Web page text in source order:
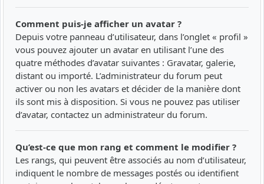
Comment puis-je afficher un avatar ?
Depuis votre panneau d’utilisateur, dans l’onglet « profil »
vous pouvez ajouter un avatar en utilisant l’une des
quatre méthodes d’avatar suivantes : Gravatar, galerie,
distant ou importé. L’administrateur du forum peut
activer ou non les avatars et décider de la manière dont
ils sont mis à disposition. Si vous ne pouvez pas utiliser
d’avatar, contactez un administrateur du forum.
Qu’est-ce que mon rang et comment le modifier ?
Les rangs, qui peuvent être associés au nom d’utilisateur,
indiquent le nombre de messages postés ou identifient